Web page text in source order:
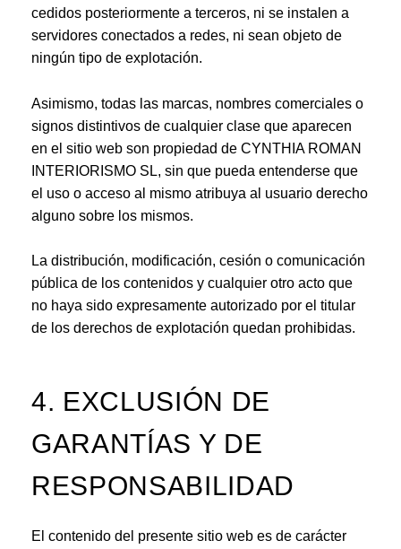
cedidos posteriormente a terceros, ni se instalen a
servidores conectados a redes, ni sean objeto de
ningún tipo de explotación.
Asimismo, todas las marcas, nombres comerciales o
signos distintivos de cualquier clase que aparecen
en el sitio web son propiedad de CYNTHIA ROMAN
INTERIORISMO SL, sin que pueda entenderse que
el uso o acceso al mismo atribuya al usuario derecho
alguno sobre los mismos.
La distribución, modificación, cesión o comunicación
pública de los contenidos y cualquier otro acto que
no haya sido expresamente autorizado por el titular
de los derechos de explotación quedan prohibidas.
4. EXCLUSIÓN DE
GARANTÍAS Y DE
RESPONSABILIDAD
El contenido del presente sitio web es de carácter